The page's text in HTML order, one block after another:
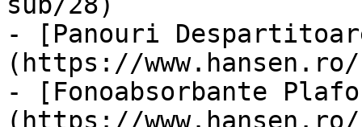
- [Panouri
(https://
- [Fonoabsorbante
(https://